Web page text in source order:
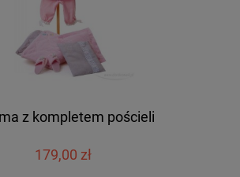
z kompletem pościeli
179,00 zł